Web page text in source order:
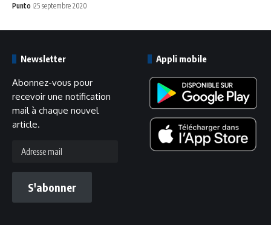
Punto 25 septembre 2020
Newsletter
Abonnez-vous pour
recevoir une notification
mail à chaque nouvel
article.
mail
S'abonner
Appli mobile